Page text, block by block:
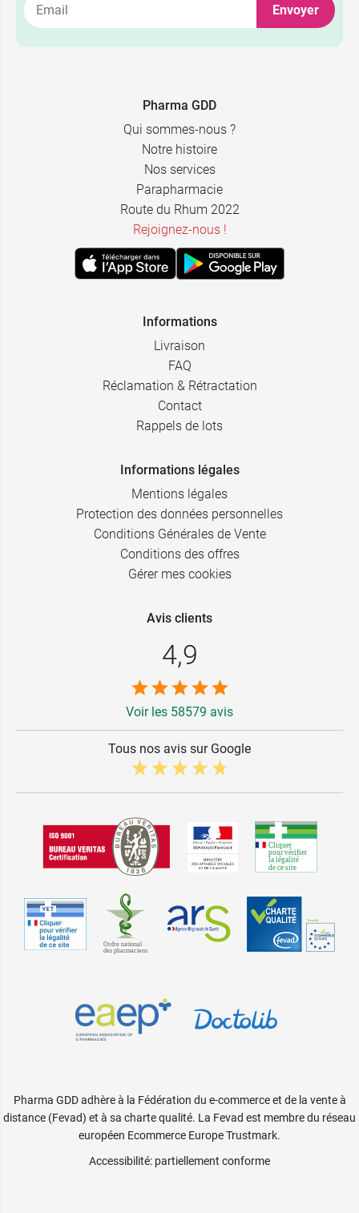
Envoyer
Pharma GDD
Qui sommes-nous ?
Notre histoire
Nos services
Parapharmacie
Route du Rhum 2022
Rejoignez-nous !
Informations
Livraison
FAQ
Réclamation & Rétractation
Contact
Rappels de lots
Informations légales
Mentions légales
Protection des données personnelles
Conditions Générales de Vente
Conditions des offres
Gérer mes cookies
Avis clients
4,9
Voir les 58579 avis
Tous nos avis sur Google
Pharma GDD adhère à la Fédération du e-commerce et de la vente à
distance (Fevad) et à sa charte qualité. La Fevad est membre du réseau
européen Ecommerce Europe Trustmark.
Accessibilité: partiellement conforme